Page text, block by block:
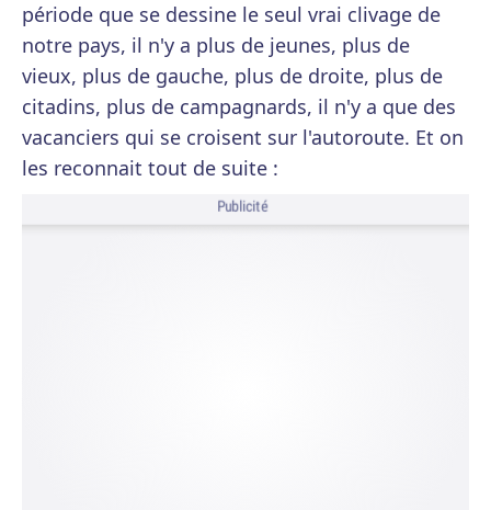
période que se dessine le seul vrai clivage de
notre pays, il n'y a plus de jeunes, plus de
vieux, plus de gauche, plus de droite, plus de
citadins, plus de campagnards, il n'y a que des
vacanciers qui se croisent sur l'autoroute. Et on
les reconnait tout de suite :
Publicité